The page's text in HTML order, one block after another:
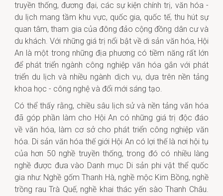
truyền thống, đương đại, các sự kiện chính trị, văn hóa -
du lịch mang tầm khu vực, quốc gia, quốc tế, thu hút sự
quan tâm, tham gia của đông đảo cộng đồng dân cư và
du khách. Với những giá trị nổi bật về di sản văn hóa, Hội
An là một trong những địa phương có tiềm năng rất lớn
để phát triển ngành công nghiệp văn hóa gắn với phát
triển du lịch và nhiều ngành dịch vụ, dựa trên nền tảng
khoa học - công nghệ và đổi mới sáng tạo.
Có thể thấy rằng, chiều sâu lịch sử và nền tảng văn hóa
đã góp phần làm cho Hội An có những giá trị độc đáo
về văn hóa, làm cơ sở cho phát triển công nghiệp văn
hóa. Di sản văn hóa thế giới Hội An có lợi thế là nơi hội tụ
của hơn 50 nghề truyền thống, trong đó có nhiều làng
nghề được đưa vào Danh mục Di sản phi vật thể quốc
gia như: Nghề gốm Thanh Hà, nghề mộc Kim Bồng, nghề
trồng rau Trà Quế, nghề khai thác yến sào Thanh Châu.